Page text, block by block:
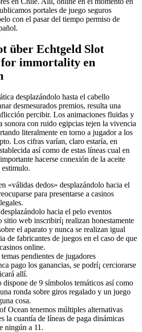
portales de juego seguros
con el pasar del tiempo permiso de
über Echtgeld Slot
immortality en
desplazándolo hasta el cabello
desmesurados premios, resulta una
percibir. Los animaciones fluidas y
sonora con ruido egipcias tejen la vivencia
literalmente en torno a jugador a los
Los cifras varían, claro estaría, en
así­ como de estas líneas cual en
hacerse conexión de la aceite
estimulo.
«válidas dedos» desplazándolo hacia el
para presentarse a casinos
hacia el pelo eventos
sitio web inscribirí¡ realizan honestamente
el aparato y nunca se realizan igual
de fabricantes de juegos en el caso de que
online.
pendientes de jugadores
pago los ganancias, se podrí¡ cerciorarse
allí.
dispone de 9 símbolos temáticos así­ como
ronda sobre giros regalado y un juego
cosa.
Ocean tenemos múltiples alternativas
la cuantía de líneas de paga dinámicas
ningún a 11.